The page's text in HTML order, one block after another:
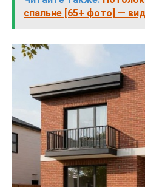
спальне [65+ фото] —